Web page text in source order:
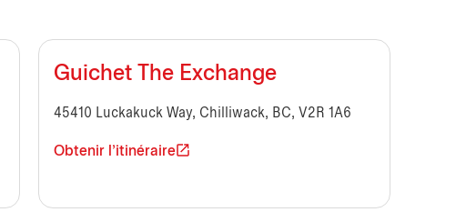
Guichet The Exchange
45410 Luckakuck Way, Chilliwack, BC, V2R 1A6
Obtenir l'itinéraire